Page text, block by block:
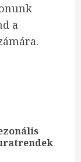
a